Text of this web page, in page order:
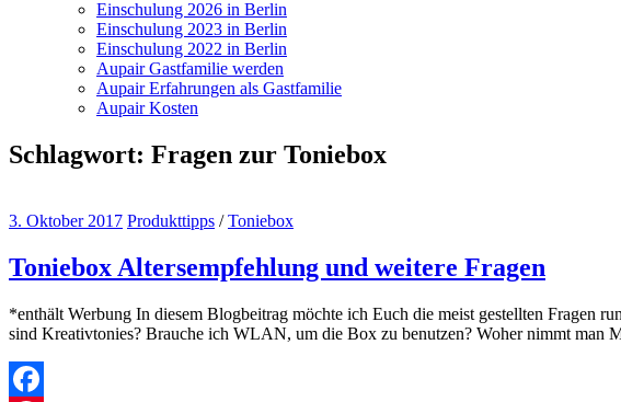
Einschulung 2026 in Berlin
Einschulung 2023 in Berlin
Einschulung 2022 in Berlin
Aupair Gastfamilie werden
Aupair Erfahrungen als Gastfamilie
Aupair Kosten
Schlagwort: Fragen zur Toniebox
3. Oktober 2017 Produkttipps /Toniebox
Toniebox Altersempfehlung und weitere Fragen
*enthält Werbung In diesem Blogbeitrag möchte ich Euch die meist gestellten Fragen
sind Kreativtonies? Brauche ich WLAN, um die Box zu benutzen? Woher nimmt man